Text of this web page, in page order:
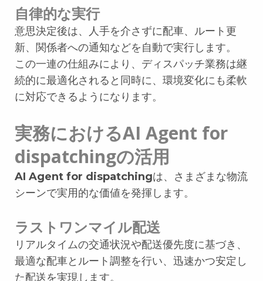
自律的な実行
意思決定後は、人手を介さずに配車、ルート更
新、関係者への通知などを自動で実行します。
この一連の仕組みにより、ディスパッチ業務は継
続的に最適化されると同時に、環境変化にも柔軟
に対応できるようになります。
実務におけるAI Agent for
dispatchingの活用
AI Agent for dispatchingは、さまざまな物流
シーンで実用的な価値を発揮します。
ラストワンマイル配送
リアルタイムの交通状況や配送優先度に基づき、
最適な配車とルート調整を行い、迅速かつ安定し
た配送を実現します。